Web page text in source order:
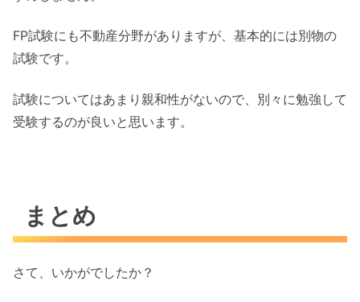
FP試験にも不動産分野がありますが、基本的には別物の
試験です。
試験についてはあまり親和性がないので、別々に勉強して
受験するのが良いと思います。
まとめ
さて、いかがでしたか？